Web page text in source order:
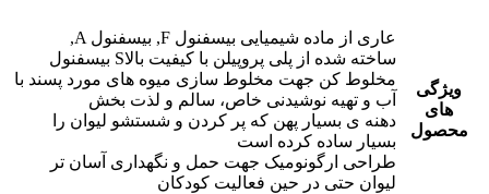
ویژگی
های
محصول
عاری از ماده شیمیایی بیسفنول ‪,A بیسفنول ‪,F
بیسفنول Sساخته شده از پلی پروپیلن با کیفیت بالا
مخلوط کن جهت مخلوط سازی میوه های مورد پسند با
آب و تهیه نوشیدنی خاص، سالم و لذت بخش
دهنه ی بسیار پهن که پر کردن و شستشو لیوان را
بسیار ساده کرده است
طراحی ارگونومیک جهت حمل و نگهداری آسان تر
لیوان حتی در حین فعالیت کودکان